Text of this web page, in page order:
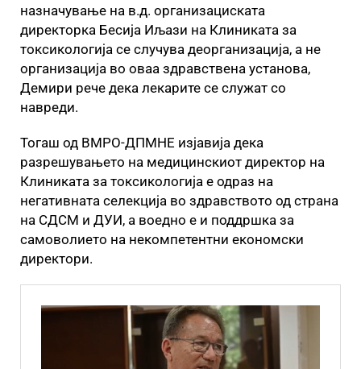
назначување на в.д. организациската
директорка Бесија Иљази на Клиниката за
токсикологија се случува деорганизација, а не
организација во оваа здравствена установа,
Демири рече дека лекарите се служат со
навреди.
Тогаш од ВМРО-ДПМНЕ изјавија дека
разрешувањето на медицинскиот директор на
Клиниката за токсикологија е одраз на
негативната селекција во здравството од страна
на СДСМ и ДУИ, а воедно е и поддршка за
самоволието на некомпетентни економски
директори.